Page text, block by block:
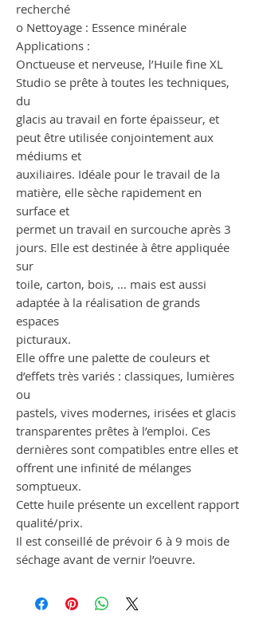
recherché
o Nettoyage : Essence minérale
Applications :
Onctueuse et nerveuse, l’Huile fine XL
Studio se prête à toutes les techniques,
du
glacis au travail en forte épaisseur, et
peut être utilisée conjointement aux
médiums et
auxiliaires. Idéale pour le travail de la
matière, elle sèche rapidement en
surface et
permet un travail en surcouche après 3
jours. Elle est destinée à être appliquée
sur
toile, carton, bois, … mais est aussi
adaptée à la réalisation de grands
espaces
picturaux.
Elle offre une palette de couleurs et
d’effets très variés : classiques, lumières
ou
pastels, vives modernes, irisées et glacis
transparentes prêtes à l’emploi. Ces
dernières sont compatibles entre elles et
offrent une infinité de mélanges
somptueux.
Cette huile présente un excellent rapport
qualité/prix.
Il est conseillé de prévoir 6 à 9 mois de
séchage avant de vernir l’oeuvre.